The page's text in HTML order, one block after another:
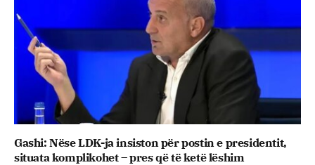
Gashi: Nëse LDK-ja insiston për postin e presidentit,
situata komplikohet – pres që të ketë lëshim